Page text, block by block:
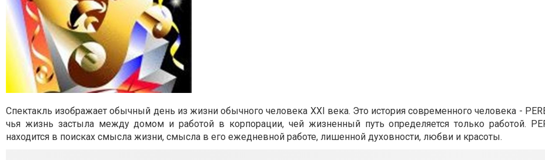
Спектакль изображает обычный день из жизни обычного человека XXI века. Это история современного человека -
чья жизнь застыла между домом и работой в корпорации, чей жизненный путь определяется только работой.
находится в поисках смысла жизни, смысла в его ежедневной работе, лишенной духовности, любви и красоты.